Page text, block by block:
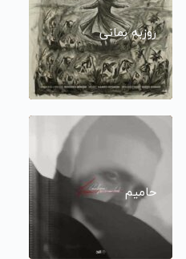
روزبه بمانی
حامیم